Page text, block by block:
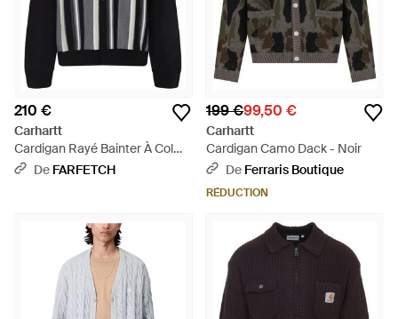
210 €
Carhartt
Cardigan Rayé Bainter À Col
Polo - Noir
De FARFETCH
199 €99,50 €
Carhartt
Cardigan Camo Dack - Noir
De Ferraris Boutique
RÉDUCTION